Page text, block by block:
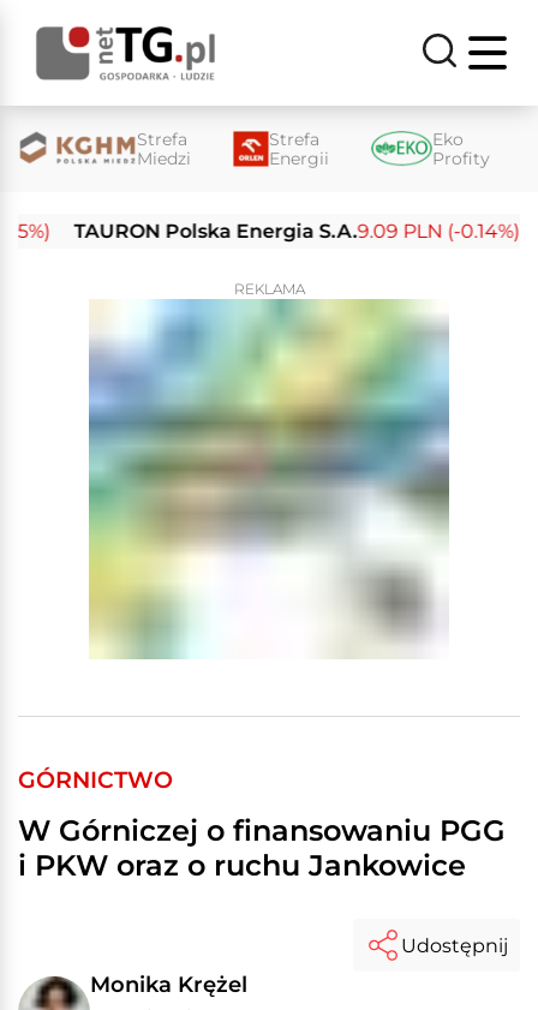
Strefa
Miedzi
Strefa
Energii
Eko
Profity
TAURON Polska Energia S.A.9.09 PLN (-0.14%)
REKLAMA
GÓRNICTWO
W Górniczej o finansowaniu PGG
i PKW oraz o ruchu Jankowice
Monika Krężel
Udostępnij